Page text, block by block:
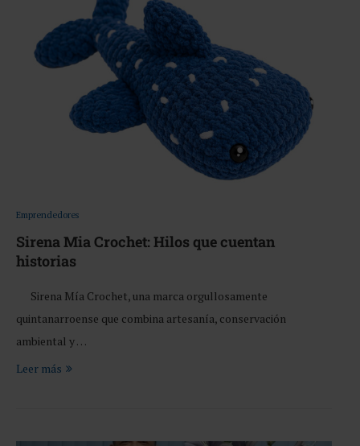
Emprendedores
Sirena Mia Crochet: Hilos que cuentan
historias
Sirena Mía Crochet, una marca orgullosamente
quintanarroense que combina artesanía, conservación
ambiental y …
Leer más